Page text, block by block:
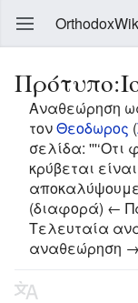
Αναθεώρηση
τονΘεοδωρος (
σελίδα: '''‘Οτι
κρύβεται
(διαφορά) ←
Τελευταία
αναθεώρηση